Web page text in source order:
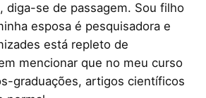
diga-se de passagem. Sou filho
esposa é pesquisadora e
está repleto de
mencionar que no meu curso
graduações, artigos científicos